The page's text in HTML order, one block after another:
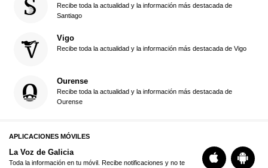
Recibe toda la actualidad y la información más destacada de
Santiago
Vigo
Recibe toda la actualidad y la información más destacada de Vigo
Ourense
Recibe toda la actualidad y la información más destacada de
Ourense
APLICACIONES MÓVILES
La Voz de Galicia
Toda la información en tu móvil. Recibe notificaciones y no te